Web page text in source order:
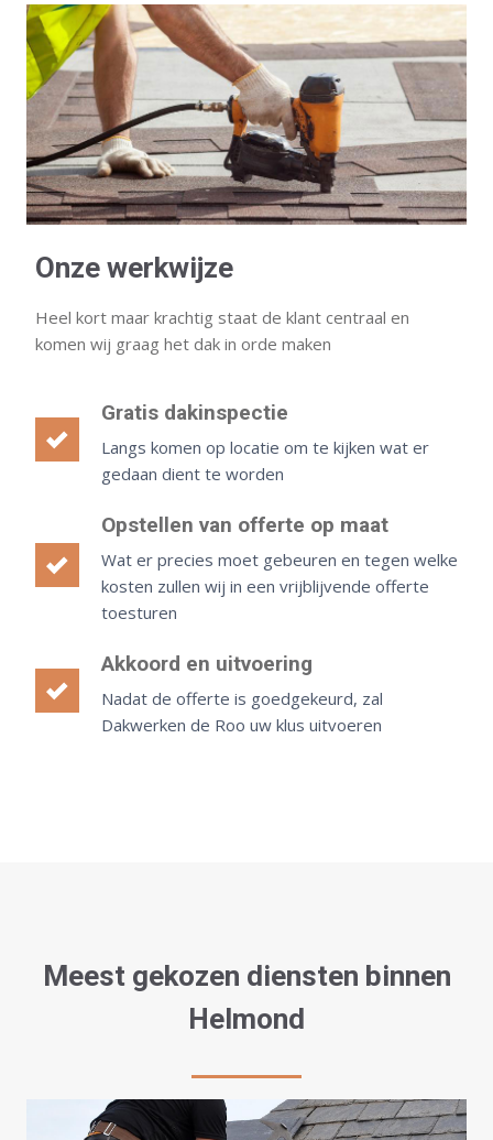
Onze werkwijze
Heel kort maar krachtig staat de klant centraal en
komen wij graag het dak in orde maken
Gratis dakinspectie
Langs komen op locatie om te kijken wat er
gedaan dient te worden
Opstellen van offerte op maat
Wat er precies moet gebeuren en tegen welke
kosten zullen wij in een vrijblijvende offerte
toesturen
Akkoord en uitvoering
Nadat de offerte is goedgekeurd, zal
Dakwerken de Roo uw klus uitvoeren
Meest gekozen diensten binnen
Helmond